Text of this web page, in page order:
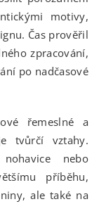
motivy,
Čas prověřil
zpracování,
po nadčasové
řemeslné a
tvůrčí vztahy.
nebo
příběhu,
ale také na